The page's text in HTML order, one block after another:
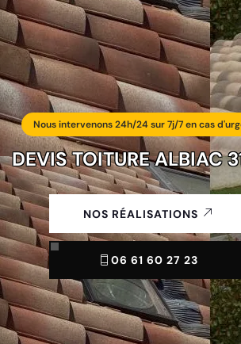
Nous intervenons 24h/24 sur 7j/7 en cas
DEVIS TOITURE ALBIAC
NOS RÉALISATIONS
06 61 60 27 23